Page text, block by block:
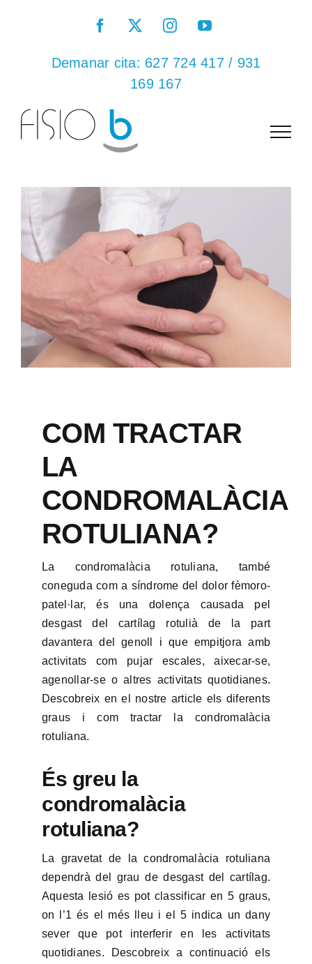
Facebook InstagramYouTube
Demanar cita: 627 724 417/ 931
169 167
COM TRACTAR
LA
CONDROMALÀCIA
ROTULIANA?
La condromalàcia rotuliana, també
coneguda com a síndrome del dolor fèmoro-
patel·lar, és una dolença causada pel
desgast del cartílag rotulià de la part
davantera del genoll i que empitjora amb
activitats com pujar escales, aixecar-se,
agenollar-se o altres activitats quotidianes.
Descobreix en el nostre article els diferents
graus i com tractar la condromalàcia
rotuliana.
És greu la
condromalàcia
rotuliana?
La gravetat de la condromalàcia rotuliana
dependrà del grau de desgast del cartílag.
Aquesta lesió es pot classificar en 5 graus,
on l’1 és el més lleu i el 5 indica un dany
sever que pot interferir en les activitats
quotidianes. Descobreix a continuació els